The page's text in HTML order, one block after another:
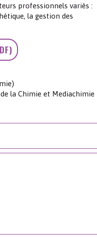
professionnels variés :
la gestion des
la Chimie et Mediachimie